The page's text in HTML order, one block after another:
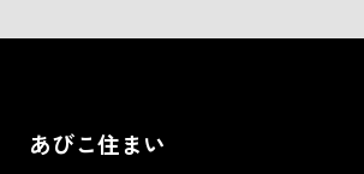
あびこ住まい